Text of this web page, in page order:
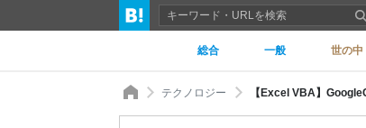
総合 一般 世の中
テクノロジー